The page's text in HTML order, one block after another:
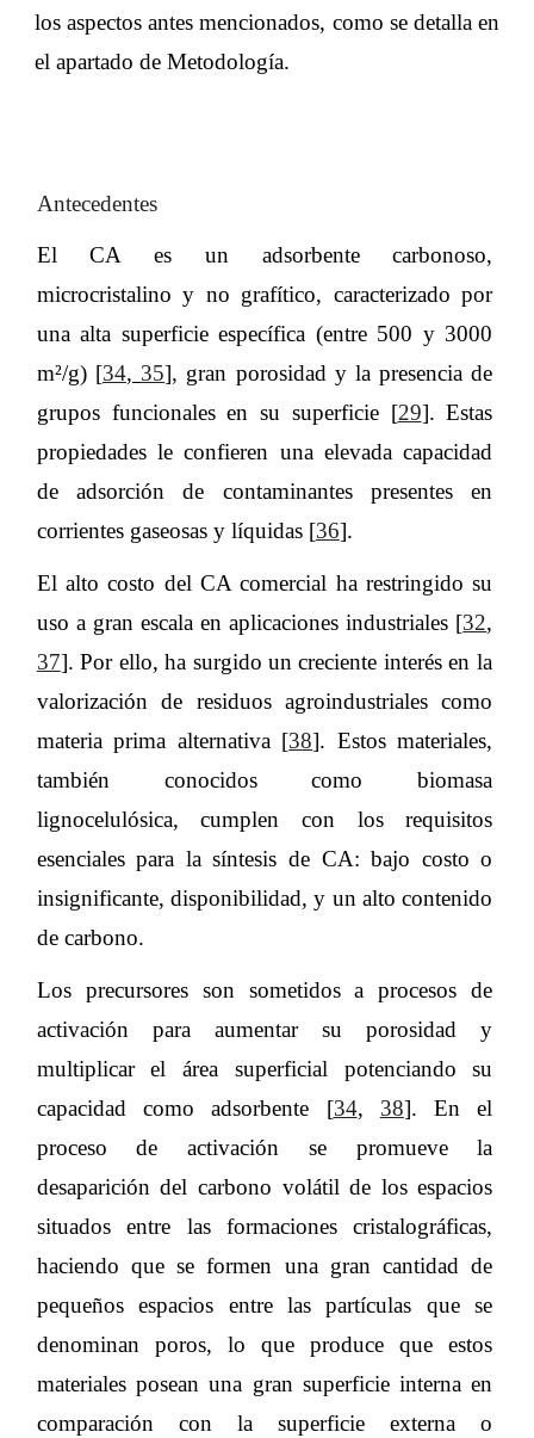
los aspectos antes mencionados, como se detalla en
el apartado de Metodología.
Antecedentes
El CA es un adsorbente carbonoso,
microcristalino y no grafítico, caracterizado por
una alta superficie específica (entre 500 y 3000
m²/g) [34, 35], gran porosidad y la presencia de
grupos funcionales en su superficie [29]. Estas
propiedades le confieren una elevada capacidad
de adsorción de contaminantes presentes en
corrientes gaseosas y líquidas [36].
El alto costo del CA comercial ha restringido su
uso a gran escala en aplicaciones industriales [32,
37]. Por ello, ha surgido un creciente interés en la
valorización de residuos agroindustriales como
materia prima alternativa [38]. Estos materiales,
también conocidos como biomasa
lignocelulósica, cumplen con los requisitos
esenciales para la síntesis de CA: bajo costo o
insignificante, disponibilidad, y un alto contenido
de carbono.
Los precursores son sometidos a procesos de
activación para aumentar su porosidad y
multiplicar el área superficial potenciando su
capacidad como adsorbente [34, 38]. En el
proceso de activación se promueve la
desaparición del carbono volátil de los espacios
situados entre las formaciones cristalográficas,
haciendo que se formen una gran cantidad de
pequeños espacios entre las partículas que se
denominan poros, lo que produce que estos
materiales posean una gran superficie interna en
comparación con la superficie externa o